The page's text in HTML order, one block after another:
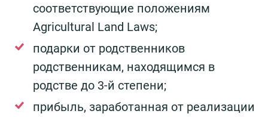
соответствующие положениям
Agricultural Land Laws;
подарки от родственников
родственникам, находящимся в
родстве до 3-й степени;
прибыль, заработанная от реализации